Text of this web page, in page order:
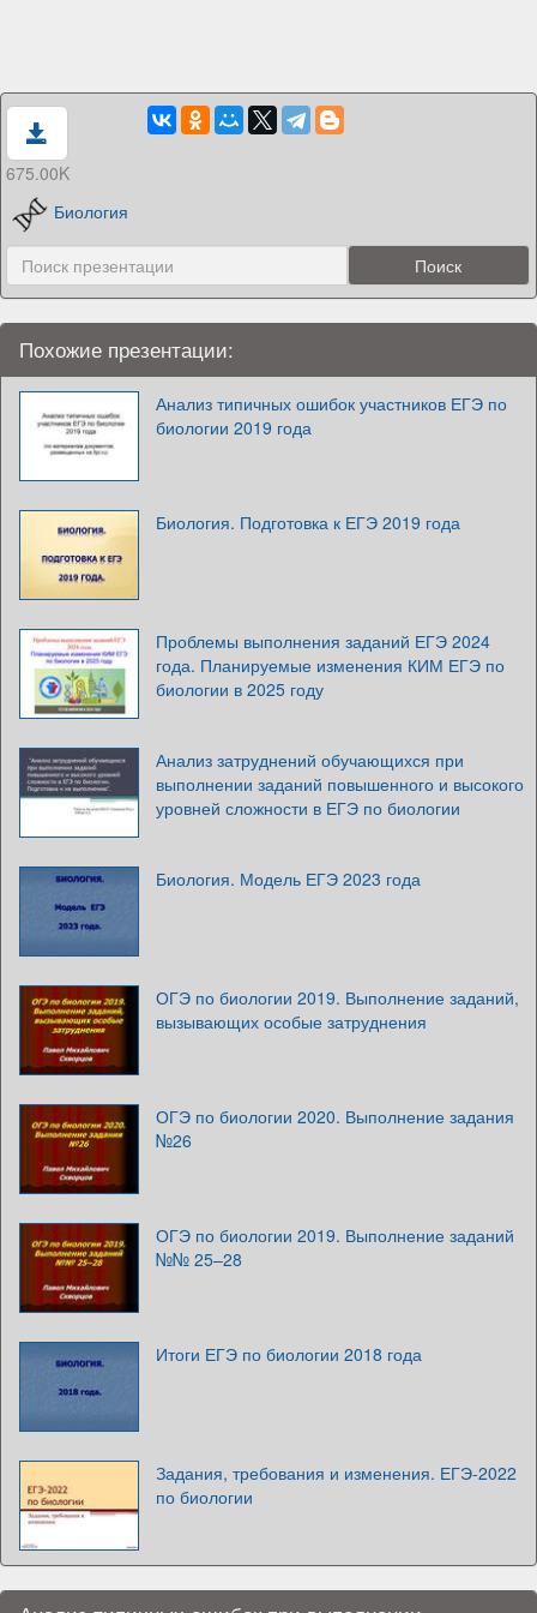
675.00K
Биология
Похожие презентации:
Анализ типичных ошибок участников ЕГЭ по
биологии 2019 года
Биология. Подготовка к ЕГЭ 2019 года
Проблемы выполнения заданий ЕГЭ 2024
года. Планируемые изменения КИМ ЕГЭ по
биологии в 2025 году
Анализ затруднений обучающихся при
выполнении заданий повышенного и высокого
уровней сложности в ЕГЭ по биологии
Биология. Модель ЕГЭ 2023 года
ОГЭ по биологии 2019. Выполнение заданий,
вызывающих особые затруднения
ОГЭ по биологии 2020. Выполнение задания
№26
ОГЭ по биологии 2019. Выполнение заданий
№№ 25–28
Итоги ЕГЭ по биологии 2018 года
Задания, требования и изменения. ЕГЭ-2022
по биологии